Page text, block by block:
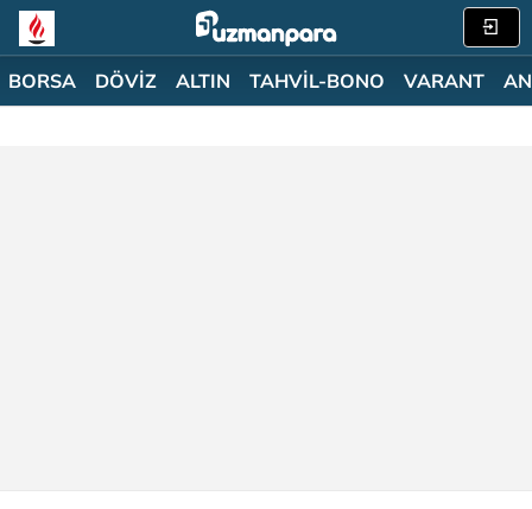
BORSA DÖVİZ ALTIN TAHVİL-BONO VARANT